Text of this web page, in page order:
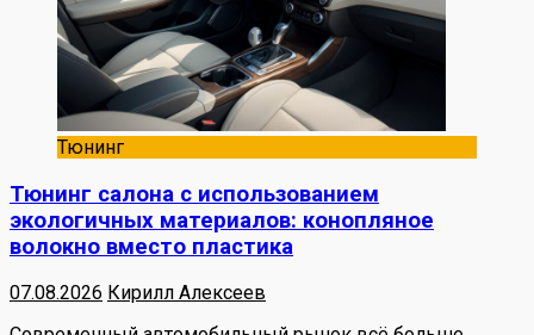
Тюнинг
Тюнинг салона с использованием
экологичных материалов: конопляное
волокно вместо пластика
07.08.2026 Кирилл Алексеев